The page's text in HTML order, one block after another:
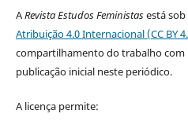
ARevista Estudos Feministasestá sob
Atribuição 4.0 Internacional (CC BY
compartilhamento do trabalho
publicação inicial neste periódico.
A licença permite: